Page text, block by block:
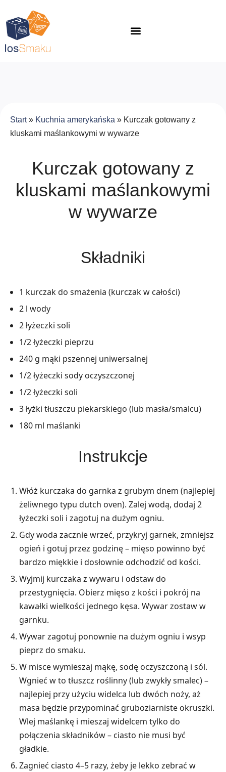
Start» Kuchnia amerykańska » Kurczak gotowany z
kluskami maślankowymi w wywarze
Kurczak gotowany z
kluskami maślankowymi
w wywarze
Składniki
1 kurczak do smażenia (kurczak w całości)
2 l wody
2 łyżeczki soli
1/2 łyżeczki pieprzu
240 g mąki pszennej uniwersalnej
1/2 łyżeczki sody oczyszczonej
1/2 łyżeczki soli
3 łyżki tłuszczu piekarskiego (lub masła/smalcu)
180 ml maślanki
Instrukcje
Włóż kurczaka do garnka z grubym dnem (najlepiej
żeliwnego typu dutch oven). Zalej wodą, dodaj 2
łyżeczki soli i zagotuj na dużym ogniu.
Gdy woda zacznie wrzeć, przykryj garnek, zmniejsz
ogień i gotuj przez godzinę – mięso powinno być
bardzo miękkie i dosłownie odchodzić od kości.
Wyjmij kurczaka z wywaru i odstaw do
przestygnięcia. Obierz mięso z kości i pokrój na
kawałki wielkości jednego kęsa. Wywar zostaw w
garnku.
Wywar zagotuj ponownie na dużym ogniu i wsyp
pieprz do smaku.
W misce wymieszaj mąkę, sodę oczyszczoną i sól.
Wgnieć w to tłuszcz roślinny (lub zwykły smalec) –
najlepiej przy użyciu widelca lub dwóch noży, aż
masa będzie przypominać gruboziarniste okruszki.
Wlej maślankę i mieszaj widelcem tylko do
połączenia składników – ciasto nie musi być
gładkie.
Zagnieć ciasto 4–5 razy, żeby je lekko zebrać w